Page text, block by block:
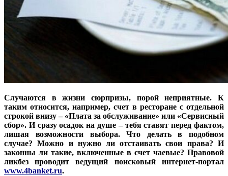
Случаются в жизни сюрпризы, порой неприятные. К
таким относится, например, счет в ресторане с отдельной
строкой внизу – «Плата за обслуживание» или «Сервисный
сбор». И сразу осадок на душе – тебя ставят перед фактом,
лишая возможности выбора. Что делать в подобном
случае? Можно и нужно ли отстаивать свои права? И
законны ли такие, включенные в счет чаевые? Правовой
ликбез проводит ведущий поисковый интернет-портал
www.4banket.ru.